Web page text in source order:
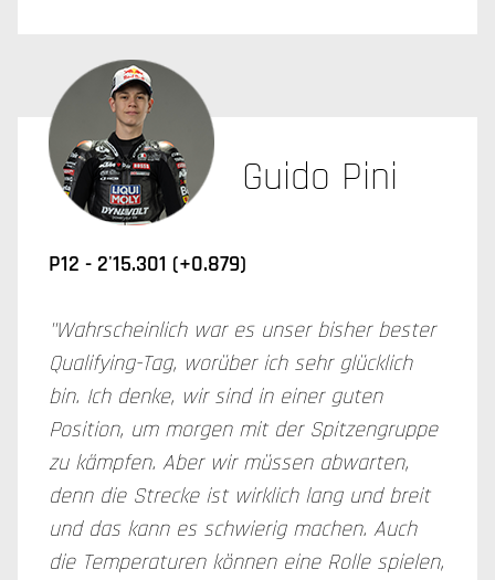
Guido Pini
P12 - 2'15.301 (+0.879)
"Wahrscheinlich war es unser bisher bester
Qualifying-Tag, worüber ich sehr glücklich
bin. Ich denke, wir sind in einer guten
Position, um morgen mit der Spitzengruppe
zu kämpfen. Aber wir müssen abwarten,
denn die Strecke ist wirklich lang und breit
und das kann es schwierig machen. Auch
die Temperaturen können eine Rolle spielen,